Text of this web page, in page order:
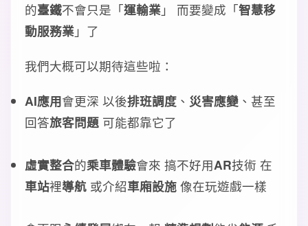
的臺鐵不會只是「運輸業」 而要變成「智慧移
動服務業」了
我們大概可以期待這些啦：
AI應用會更深 以後排班調度 、 災害應變 、甚至
回答旅客問題 可能都靠它了
虛實整合的乘車體驗會來 搞不好用AR技術 在
車站裡導航 或介紹車廂設施 像在玩遊戲一樣